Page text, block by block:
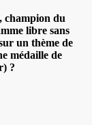
champion du
libre sans
un thème de
médaille de
?